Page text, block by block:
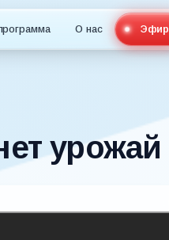
О нас Эфир
урожай